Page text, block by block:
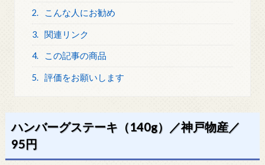
2. こんな人にお勧め
3. 関連リンク
4. この記事の商品
5. 評価をお願いします
ハンバーグステーキ（140g）／神戸物産／
95円